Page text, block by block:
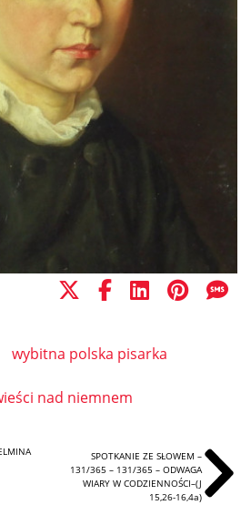
wybitna polska pisarka
nad niemnem
SPOTKANIE ZE SŁOWEM –
131/365 – 131/365 – ODWAGA
WIARY W CODZIENNOŚCI–(J
15,26-16,4a)